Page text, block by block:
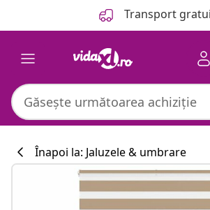
Transport
Înapoi la: Jaluzele & umbrare